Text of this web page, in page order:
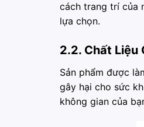
cách trang trí của
lựa chọn.
2.2. Chất Liệu
Sản phẩm được
gây hại cho sức
không gian của